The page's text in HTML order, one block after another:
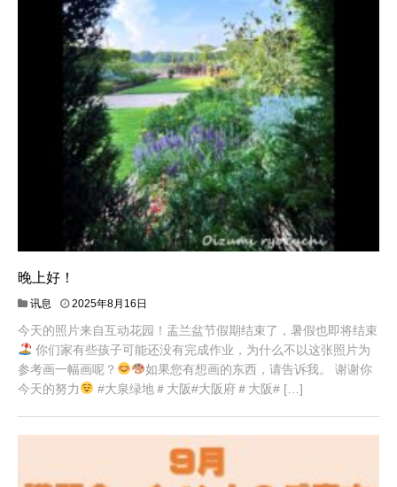
晚上好！
讯息 2025年8月16日
今天的照片来自互动花园！盂兰盆节假期结束了，暑假也即将结束
你们家有些孩子可能还没有完成作业，为什么不以这张照片为
参考画一幅画呢？
如果您有想画的东西，请告诉我。 谢谢你
今天的努力
#大泉绿地＃大阪#大阪府＃大阪# […]